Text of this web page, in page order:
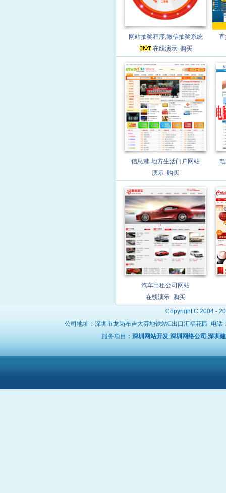
网站抽奖程序,微信抽奖系统
在线演示 购买
信息港-地方生活门户网站
演示 购买
汽车出租公司网站
在线演示 购买
Copyright C 2004 -
公司地址：深圳市龙岗布吉大芬地铁站C出口汇福花园 电话
服务项目： 深圳网站开发,深圳网络公司 ,深圳